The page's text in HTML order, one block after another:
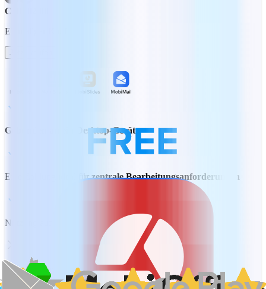
CHF 82.00
Einmaliger Kauf
Gebunden an ein Desktop-Gerät
Eine Zahlung ideal fürzentrale Bearbeitungsanforderungen
Nutzung auf PC oder Mac
Konvertieren von Dokumenten in und aus PDF